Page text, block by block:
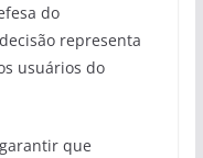
do
representa
usuários do
que